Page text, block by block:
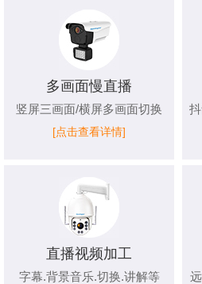
多画面慢直播
竖屏三画面/横屏多画面切换
[点击查看详情]
直播视频加工
字幕.背景音乐.切换.讲解等